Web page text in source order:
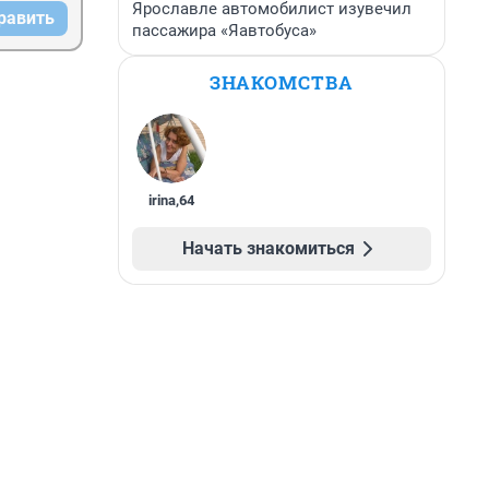
Ярославле автомобилист изувечил
пассажира «Яавтобуса»
ЗНАКОМСТВА
irina,64
Начать знакомиться